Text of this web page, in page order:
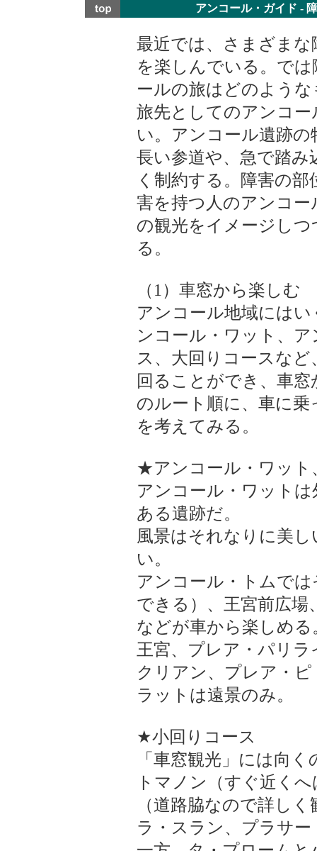
アンコール・ガイド -
最近では、さまざま
を楽しんでいる。で
ールの旅はどのよう
旅先としてのアンコ
い。アンコール遺跡
長い参道や、急で踏み
く制約する。障害の
害を持つ人のアンコ
の観光をイメージし
る。
（1）車窓から楽しむ
アンコール地域には
ンコール・ワット、
ス、大回りコースな
回ることができ、車
のルート順に、車に
を考えてみる。
★アンコール・ワット
アンコール・ワット
ある遺跡だ。
風景はそれなりに美
い。
アンコール・トムで
できる）、王宮前広
などが車から楽しめる
王宮、プレア・パリ
クリアン、プレア・
ラットは遠景のみ。
★小回りコース
「車窓観光」には向
トマノン（すぐ近く
（道路脇なので詳し
ラ・スラン、プラサ